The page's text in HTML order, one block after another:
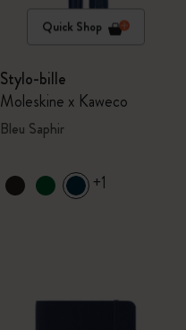
Quick Shop
Stylo-bille
Moleskine x Kaweco
Bleu Saphir
+1